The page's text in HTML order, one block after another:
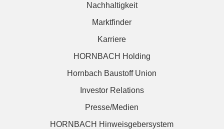
Nachhaltigkeit
Marktfinder
Karriere
HORNBACH Holding
Hornbach Baustoff Union
Investor Relations
Presse/Medien
HORNBACH Hinweisgebersystem